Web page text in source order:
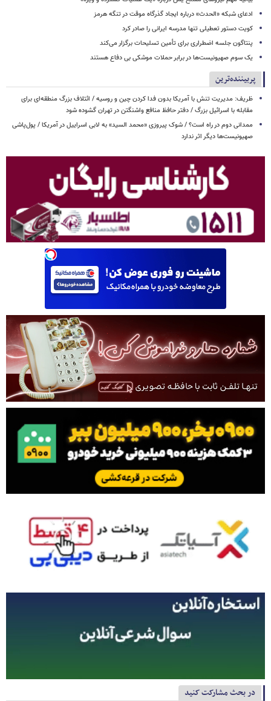
ادعای شبکه «الحدث» درباره ایجاد گذرگاه موقت در تنگه هرمز
کویت دستور تعطیلی تنها مدرسه ایرانی را صادر کرد
پنتاگون جلسه اضطراری برای تأمین تسلیحات برگزار می‌کند
یک‌ سوم صهیونیست‌ها در برابر حملات موشکی بی دفاع هستند
پربیننده‌ترین
ظریف: مدیریت تنش با آمریکا بدون فدا کردن چین و روسیه / ائتلاف بزرگ منطقه‌ای برای
مقابله با اسرائیل بزرگ / دفتر حافظ منافع واشنگتن در تهران گشوده شود
ممدانی دوم در راه است؟ / شوک پیروزی «محمد السید» به لابی اسراییل در آمریکا / پول‌پاشی
صهیونیست‌ها دیگر اثر ندارد
در بحث مشارکت کنید